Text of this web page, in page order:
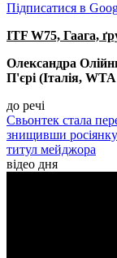
Підписатися в
ITF W75, Гаага,
Олександра
П'єрі (Італія,
до речі
Свьонтек стала
знищивши
титул мейджора
відео дня